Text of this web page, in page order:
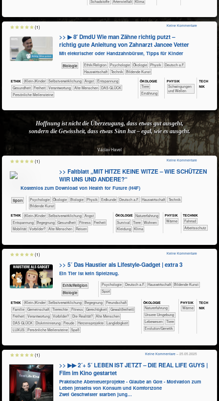
​Schadstoffe
Artenvielfalt Klima
>> ▶ 8′ DmdU Wie man Zähne richtig putzt –
richtig gute Anleitung von Zahnarzt Jancee Vetter
Mit elektrischer oder Handzahnbürste, Tipps für Kinder
​​​​​​Biologie ​​​​​​​​​​Ethik/​Religion ​​​​​​​​​​Psychologie ​​​​​​​​Ökologie ​​​​​​​Physik
​​​Deutsch a.F.
​Haus­wirtschaft
​Technik
Bildende Kunst
ETHIK (Klein-)Kinder ​​​​​​​​​​​​​​​​​​​​​​​​​​​​​​​​​​​​​​​​Selbst­verwirklichung ​​​​​​​​​​​​​Angst
​​​​​​​​​​​​​Entspannung
​​​​​​Gesundheit
​​​Freiheit ​​Verantwortung Alte Menschen
DAS GLÜCK
Persönliche Meilensteine
ÖKO​LOGIE
​​​​​​​​Tiere
​​​​Ernährung
PHY​SIK
​Schwingungen
und Wellen
TECH​
NIK
Keine Kommentare
(1)
Hoffnung ist nicht die Überzeugung, dass etwas gut ausgeht,
sondern die Gewissheit, dass etwas Sinn hat – egal, wie es ausgeht.
Václav Havel
>> Faltblatt „MIT HITZE KEINE WITZE – WIE SCHÜTZEN
WIR UNS UND ANDERE?“
Kostenlos zum Download von Health for Future (H4F)
Sport ​​​​​​​​​​Psychologie ​​​​​​​​Ökologie ​​​​​​​Biologie ​​​​​​​Physik ​​​​​Erdkunde ​​​Deutsch a.F. ​Haus­wirtschaft
​Technik
Bildende Kunst
ETHIK (Klein-)Kinder ​​​​​​​​​​​​​​​​​​​​​​​​​​​​​​​​​​​​​​​​Selbst­verwirklichung
​​​​​​​​​​​​​Angst
​​​​​​​​​​​​​Entspannung
​​​​​​​​​​​​Begegnung ​​​​​​Gesundheit ​​​​​Fitness
​​​Freiheit
​​​Mobilität
​​Vorbilder? Alte Menschen Reisen
ÖKO​LOGIE ​​​​​​​​​​​​​Naturerfahrung
​​​​​​​​​​​​Survival
​​​​​​​​Tiere
​​​​Wohnen
Kleidung
Klima
PHY​SIK
​​​​​Wärme
TECH​NIK
​​​​​​​Fahrrad
​​​​​​Arbeitsschutz
Keine Kommentare
(1)
>> 5´ Das Haustier als Lifestyle-Gadget | extra 3
Ein Tier ist kein Spielzeug.
​​​​​​​​​​Ethik/​Religion
​​​​​​Biologie
​​​​​​​​​​Psychologie ​​​Deutsch a.F. ​Haus­wirtschaft
Bildende Kunst
Sport
ETHIK (Klein-)Kinder ​​​​​​​​​​​​​​​​​​​​​​​​​​​​​​​​​​​​​​​​Selbst­verwirklichung ​​​​​​​​​​​​Begegnung
​​​​​​​​​​​​Freundschaft
​​​​​​​​​​​Familie
​​​​​​​​​​Gemeinschaft ​​​​​​​​Tierrechte ​​​​​Fitness ​​​​Gerechtigkeit
​​​​Gewalt(freiheit)
​​​Freiheit
​​Verantwortung ​​Vorbilder? ​Die Realität?
Alte Menschen
DAS GLÜCK
Diskriminierung Freude Herzensprojekte
Langlebigkeit
LUXUS
Persönliche Meilensteine Spaß
ÖKO​LOGIE
​​​​​​​​​​​​​Naturerfahrung
​​​​​​​​​​​​​Unsere Umgebung
​​​​​​​​​Lebewesen
​​​​​​​​Tiere
Evolution/Genetik
PHY​SIK
​​​​​Wärme
TECH​
NIK
Keine Kommentare
(1)
>> ▶▶ 2´+ 5´ LEBEN IST JETZT – DIE REAL LIFE GUYS |
Film im Kino gestartet
Praktische Abenteuerprojekte - Glaube an Gott - Motivation zum
Leben jenseits von Konsum und Komfortzone
Zwei Geschwister starben jung...
Keine Kommentare – 25.05.2025
(1)